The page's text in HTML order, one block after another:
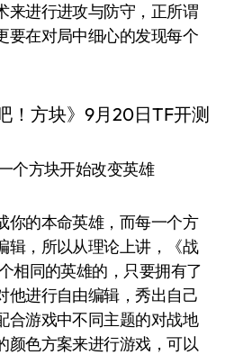
来进行进攻与防守，正所谓
要在对局中细心的发现每个
方块开始改变英雄
的本命英雄，而每一个方
辑，所以从理论上讲，《战
相同的英雄的，只要拥有了
他进行自由编辑，秀出自己
合游戏中不同主题的对战地
颜色方案来进行游戏，可以